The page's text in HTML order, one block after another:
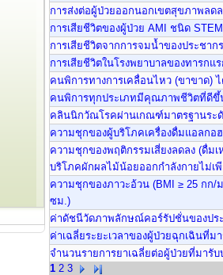
การส่งต่อผู้ป่วยออกนอกเขตสุขภาพลด
การเสียชีวิตของผู้ป่วย AMI ชนิด STEMI
การเสียชีวิตจากการจมน้ำของประชาก
การเสียชีวิตในโรงพยาบาลของทารก
คนพิการทางการเคลื่อนไหว (ขาขาด)
คนพิการทุกประเภทมีคุณภาพชีวิตที่ดีขึ้
คลินนิกวัณโรคผ่านเกณฑ์มาตรฐานระดั
ความชุกของผู้บริโภคเครื่องดื่มแอลกอ
ความชุกของพฤติกรรมเสี่ยงลดลง (ดื่ม
บริโภคผักผลไม้น้อยออกกำลังกายไม่เ
ความชุกของภาวะอ้วน (BMI ≥ 25 กก/
ซม.)
ค่าดัชนีวัดภาพลักษณ์คอร์รัปชั่นของปร
ค่าเฉลี่ยระยะเวลาของผู้ป่วยฉุกเฉินที่ม
จำนวนรายการยาเฉลี่ยต่อผู้ป่วยที่มารั
1 2 3